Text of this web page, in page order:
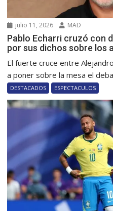
julio 11, 2026 MAD
Pablo Echarri cruzó con
por sus dichos sobre los
El fuerte cruce entre
a poner sobre la mesa el
DESTACADOS ESPECTACULOS